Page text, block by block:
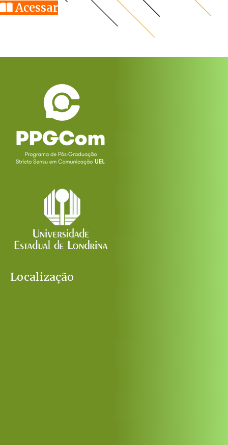
Acessar
Localização